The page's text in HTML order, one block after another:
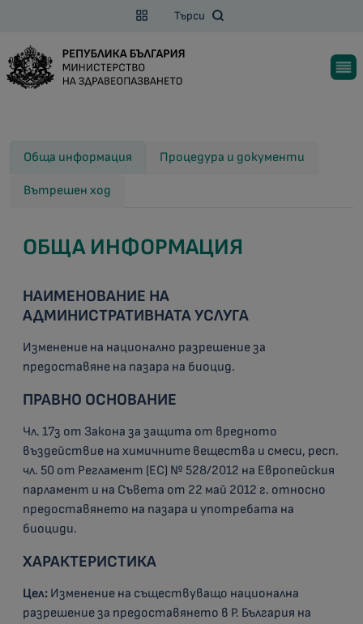
Търси
Обща информация Процедура и документи
Вътрешен ход
ОБЩА ИНФОРМАЦИЯ
НАИМЕНОВАНИЕ НА
АДМИНИСТРАТИВНАТА УСЛУГА
Изменение на национално разрешение за
предоставяне на пазара на биоцид.
ПРАВНО ОСНОВАНИЕ
Чл. 17з от Закона за защита от вредното
въздействие на химичните вещества и смеси, респ.
чл. 50 от Регламент (ЕС) № 528/2012 на Европейския
парламент и на Съвета от 22 май 2012 г. относно
предоставянето на пазара и употребата на
биоциди.
ХАРАКТЕРИСТИКА
Цел: Изменение на съществуващо национална
разрешение за предоставянето в Р. България на